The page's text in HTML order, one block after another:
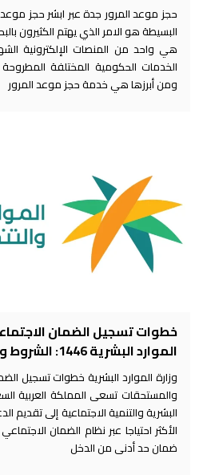
حجز موعد المرور جدة عبر ابشر حجز
البسيطة هو الامر الذي يهتم الكثيرون
هي واحد من المنصات الإلكترونية
الخدمات الحكومية المختلفة
ومن أبرزها هي خدمة حجز موعد المرور
خطوات تسجيل الضمان
الموارد البشرية 1446: الشروط والمستحقات
وزارة الموارد البشرية خطوات تسجيل
والمستحقات تسعى المملكة العربية
البشرية والتنمية الاجتماعية إلى تقديم
الأكثر احتياجا عبر نظام الضمان
ضمان حد أدنى من الدخل